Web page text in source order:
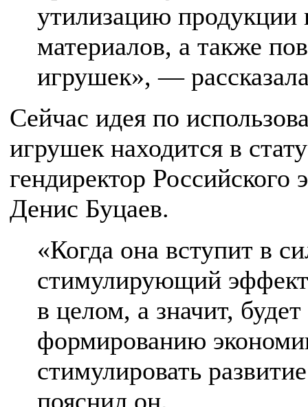
утилизацию продукции
материалов, а также
игрушек», —
Сейчас идея по
игрушек находится в
гендиректор Российского
Денис Буцаев.
«Когда она вступит в
стимулирующий эффект
в целом, а значит,
формированию
стимулировать
пояснил он.